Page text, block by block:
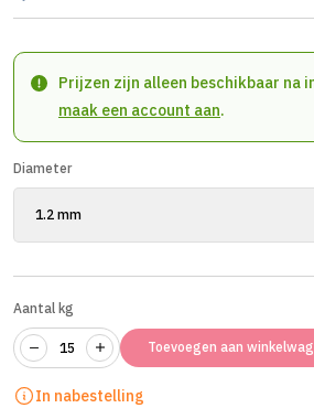
Prijzen zijn alleen beschikbaar na
maak een account aan.
Diameter
Aantal kg
Toevoegen aan
In nabestelling